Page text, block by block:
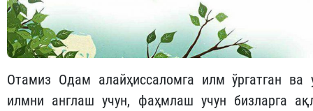
Отамиз Одам алайҳиссаломга илм ўргатган ва
илмни англаш учун, фаҳмлаш учун бизларга